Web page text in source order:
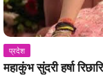
प्रदेश
महाकुंभ सुंदरी हर्षा